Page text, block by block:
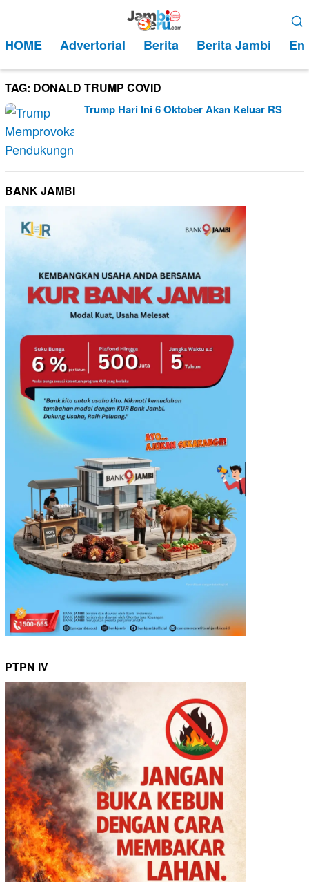
kontenMobile
HOME Advertorial Berita Berita Jambi
TAG: DONALD TRUMP COVID
Trump Hari Ini 6 Oktober Akan Keluar RS
BANK JAMBI
PTPN IV